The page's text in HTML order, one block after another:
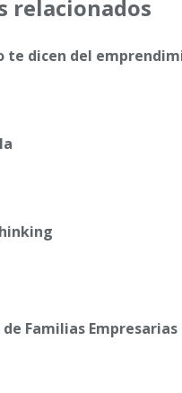
relacionados
te dicen del
Familias Empresarias